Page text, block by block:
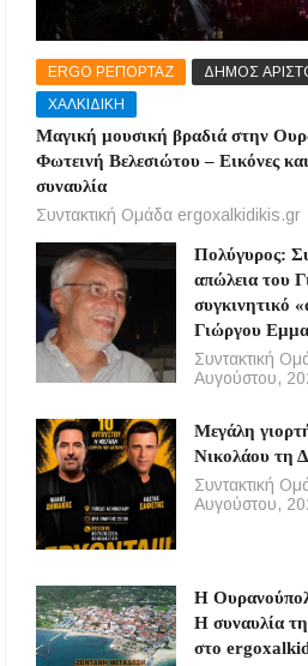
ERGO ΡΕΠΟΡΤΑΖ ΔΗΜΟΣ
ΧΑΛΚΙΔΙΚΗ
Μαγική μουσική βραδιά στην
Φωτεινή Βελεσιώτου – Εικόνες
συναυλία
Συντακτική Ομάδα ergoxalkidikis.gr
Πολύγυρος:
απώλεια του
συγκινητικό
Γιώργου
Συντακτική
Αυγούστου,
Μεγάλη
Νικολάου τη
Συντακτική
Αυγούστου,
Η
Η συναυλία
στο